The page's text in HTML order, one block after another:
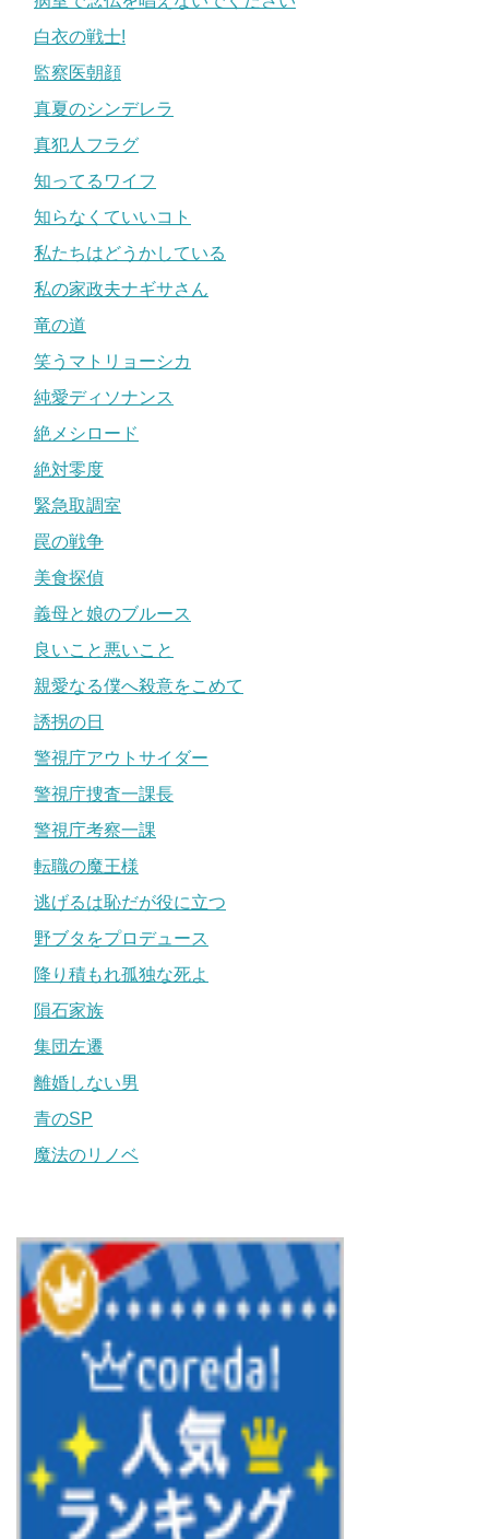
白衣の戦士!
監察医朝顔
真夏のシンデレラ
真犯人フラグ
知ってるワイフ
知らなくていいコト
私たちはどうかしている
私の家政夫ナギサさん
竜の道
笑うマトリョーシカ
純愛ディソナンス
絶メシロード
絶対零度
緊急取調室
罠の戦争
美食探偵
義母と娘のブルース
良いこと悪いこと
親愛なる僕へ殺意をこめて
誘拐の日
警視庁アウトサイダー
警視庁捜査一課長
警視庁考察一課
転職の魔王様
逃げるは恥だが役に立つ
野ブタをプロデュース
降り積もれ孤独な死よ
隕石家族
集団左遷
離婚しない男
青のSP
魔法のリノベ